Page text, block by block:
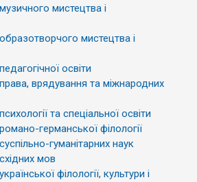
мистецтва і
мистецтва і
освіти
врядування та міжнародних
та спеціальної освіти
германської філології
гуманітарних наук
мов
філології, культури і